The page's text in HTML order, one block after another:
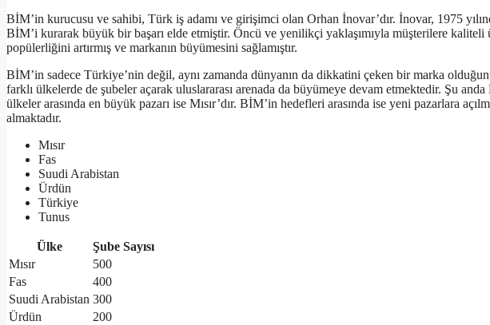
BİM’in kurucusu ve sahibi, Türk iş adamı ve girişimci olan Orhan İnovar’dır. İnovar, 1975
BİM’i kurarak büyük bir başarı elde etmiştir. Öncü ve yenilikçi yaklaşımıyla müşterilere
popülerliğini artırmış ve markanın büyümesini sağlamıştır.
BİM’in sadece Türkiye’nin değil, aynı zamanda dünyanın da dikkatini çeken bir marka
farklı ülkelerde de şubeler açarak uluslararası arenada da büyümeye devam etmektedir. Şu
ülkeler arasında en büyük pazarı ise Mısır’dır. BİM’in hedefleri arasında ise yeni pazarlara
almaktadır.
Mısır
Fas
Suudi Arabistan
Ürdün
Türkiye
Tunus
Ülke
Şube Sayısı
Mısır
500
Fas
400
Suudi Arabistan 300
Ürdün
200